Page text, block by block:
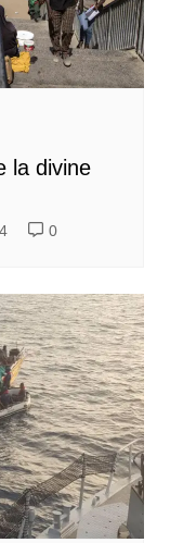
la divine
0